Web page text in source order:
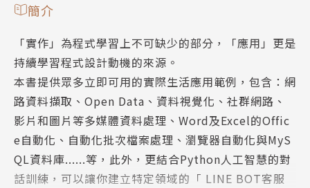
簡介
「實作」為程式學習上不可缺少的部分，「應用」更是
持續學習程式設計動機的來源。
本書提供眾多立即可用的實際生活應用範例，包含：網
路資料擷取、Open Data、資料視覺化、社群網路、
影片和圖片等多媒體資料處理、Word及Excel的Offic
e自動化、自動化批次檔案處理、瀏覽器自動化與MyS
QL資料庫......等，此外，更結合Python人工智慧的對
話訓練，可以讓你建立特定領域的「 LINE BOT客服